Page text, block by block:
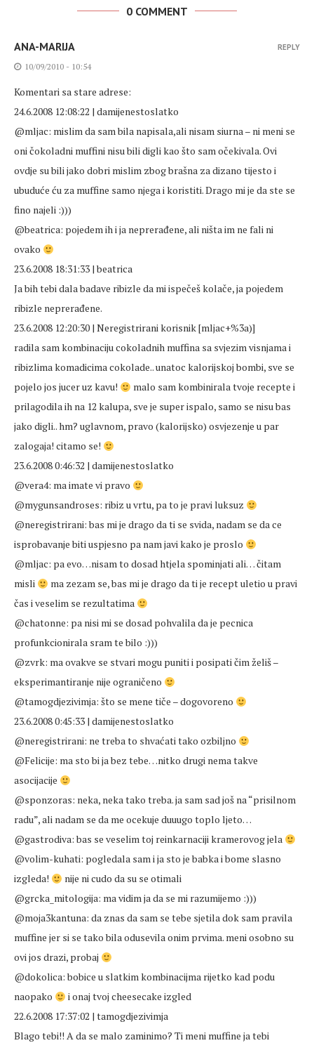
0 COMMENT
ANA-MARIJA
10/09/2010 - 10:54
Komentari sa stare adrese:
24.6.2008 12:08:22 | damijenestoslatko
@mljac: mislim da sam bila napisala,ali nisam siurna – ni meni se
oni čokoladni muffini nisu bili digli kao što sam očekivala. Ovi
ovdje su bili jako dobri mislim zbog brašna za dizano tijesto i
ubuduće ću za muffine samo njega i koristiti. Drago mi je da ste se
fino najeli :)))
@beatrica: pojedem ih i ja neprerađene, ali ništa im ne fali ni
ovako
23.6.2008 18:31:33 | beatrica
Ja bih tebi dala badave ribizle da mi ispečeš kolače, ja pojedem
ribizle neprerađene.
23.6.2008 12:20:30 | Neregistrirani korisnik [mljac+%3a)]
radila sam kombinaciju cokoladnih muffina sa svjezim visnjama i
ribizlima komadicima cokolade.. unatoc kalorijskoj bombi, sve se
pojelo jos jucer uz kavu!
malo sam kombinirala tvoje recepte i
prilagodila ih na 12 kalupa, sve je super ispalo, samo se nisu bas
jako digli.. hm? uglavnom, pravo (kalorijsko) osvjezenje u par
zalogaja! citamo se!
23.6.2008 0:46:32 | damijenestoslatko
@vera4: ma imate vi pravo
@mygunsandroses: ribiz u vrtu, pa to je pravi luksuz
@neregistrirani: bas mi je drago da ti se svida, nadam se da ce
isprobavanje biti uspjesno pa nam javi kako je proslo
@mljac: pa evo…nisam to dosad htjela spominjati ali… čitam
misli
ma zezam se, bas mi je drago da ti je recept uletio u pravi
čas i veselim se rezultatima
@chatonne: pa nisi mi se dosad pohvalila da je pecnica
profunkcionirala sram te bilo :)))
@zvrk: ma ovakve se stvari mogu puniti i posipati čim želiš –
eksperimantiranje nije ograničeno
@tamogdjezivimja: što se mene tiče – dogovoreno
23.6.2008 0:45:33 | damijenestoslatko
@neregistrirani: ne treba to shvaćati tako ozbiljno
@Felicije: ma sto bi ja bez tebe…nitko drugi nema takve
asocijacije
@sponzoras: neka, neka tako treba. ja sam sad još na “prisilnom
radu”, ali nadam se da me ocekuje duuugo toplo ljeto…
@gastrodiva: bas se veselim toj reinkarnaciji kramerovog jela
@volim-kuhati: pogledala sam i ja sto je babka i bome slasno
izgleda!
nije ni cudo da su se otimali
@grcka_mitologija: ma vidim ja da se mi razumijemo :)))
@moja3kantuna: da znas da sam se tebe sjetila dok sam pravila
muffine jer si se tako bila odusevila onim prvima. meni osobno su
ovi jos drazi, probaj
@dokolica: bobice u slatkim kombinacijma rijetko kad podu
naopako
i onaj tvoj cheesecake izgled
22.6.2008 17:37:02 | tamogdjezivimja
Blago tebi!! A da se malo zaminimo? Ti meni muffine ja tebi
REPLY